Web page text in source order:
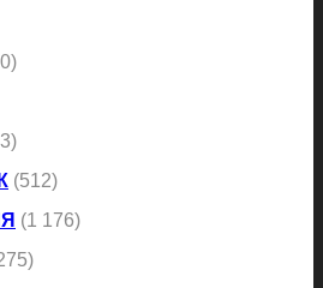
(512)
(1 176)